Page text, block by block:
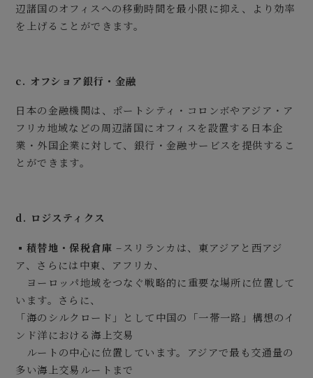
辺諸国のオフィスへの移動時間を最小限に抑え、より効率
を上げることができます。
c. オフショア銀行・金融
日本の金融機関は、ポートシティ・コロンボやアジア・ア
フリカ地域などの周辺諸国にオフィスを設置する日本企
業・外国企業に対して、銀行・金融サービスを提供するこ
とができます。
d. ロジスティクス
▪ 積替地・保税倉庫 –スリランカは、東アジアと西アジ
ア、さらには中東、アフリカ、
ヨーロッパ地域をつなぐ戦略的に重要な場所に位置して
います。さらに、
「海のシルクロード」として中国の「一帯一路」構想のイ
ンド洋における海上交易
ルートの中心に位置しています。アジアで最も交通量の
多い海上交易ルートまで